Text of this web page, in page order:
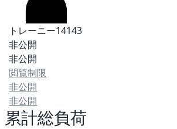
トレーニー14143
非公開
非公開
閲覧制限
非公開
非公開
累計総負荷